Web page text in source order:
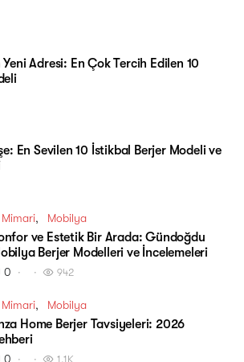
Adresi: En Çok Tercih Edilen 10
En Sevilen 10 İstikbal Berjer Modeli ve
Mimari Mobilya
ve Estetik Bir Arada: Gündoğdu
Berjer Modelleri ve İncelemeleri
0 942
Mimari Mobilya
Home Berjer Tavsiyeleri: 2026
0 1.1K